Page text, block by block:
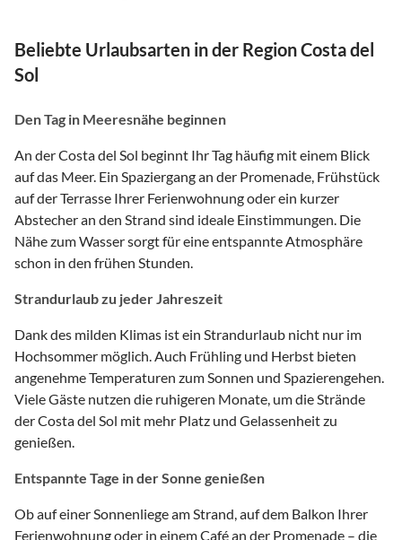
Beliebte Urlaubsarten in der Region Costa del
Sol
Den Tag in Meeresnähe beginnen
An der Costa del Sol beginnt Ihr Tag häufig mit einem Blick
auf das Meer. Ein Spaziergang an der Promenade, Frühstück
auf der Terrasse Ihrer Ferienwohnung oder ein kurzer
Abstecher an den Strand sind ideale Einstimmungen. Die
Nähe zum Wasser sorgt für eine entspannte Atmosphäre
schon in den frühen Stunden.
Strandurlaub zu jeder Jahreszeit
Dank des milden Klimas ist ein Strandurlaub nicht nur im
Hochsommer möglich. Auch Frühling und Herbst bieten
angenehme Temperaturen zum Sonnen und Spazierengehen.
Viele Gäste nutzen die ruhigeren Monate, um die Strände
der Costa del Sol mit mehr Platz und Gelassenheit zu
genießen.
Entspannte Tage in der Sonne genießen
Ob auf einer Sonnenliege am Strand, auf dem Balkon Ihrer
Ferienwohnung oder in einem Café an der Promenade – die